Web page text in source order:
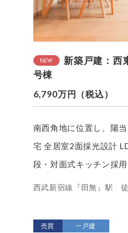
新築戸建：
号棟
6,790万円（税込）
南西角地に位置し、陽
宅 全居室2面採光設計
段・対面式キッチン採
西武新宿線『田無』駅
売買 一戸建